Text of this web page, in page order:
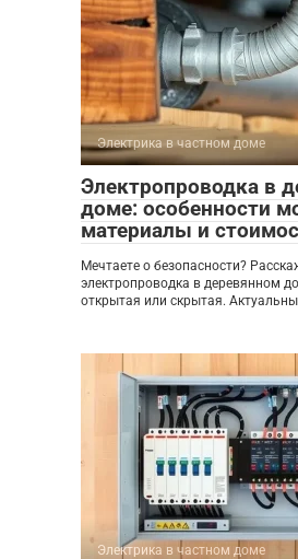
Электрика в частном доме
Электропроводка в
доме: особенности
материалы и
Мечтаете о безопасности?
электропроводка в деревянном
открытая или скрытая.
Электрика в частном доме